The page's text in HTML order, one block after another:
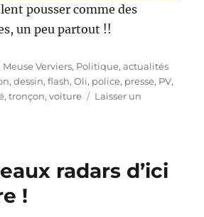
pousser comme des
un peu partout !!
Meuse Verviers, Politique, actualités
,dessin,flash,Oli, police, presse, PV,
,tronçon,voiture
Laisser un
radars d’ici
!